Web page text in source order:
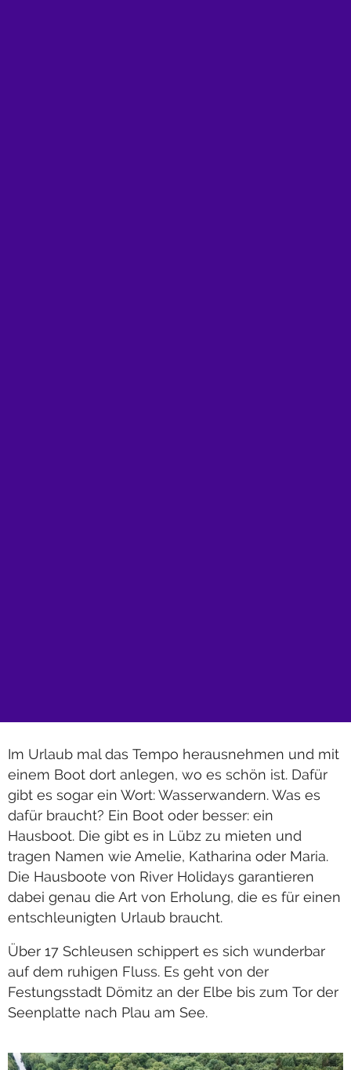
Im Urlaub mal das Tempo herausnehmen und mit
einem Boot dort anlegen, wo es schön ist. Dafür
gibt es sogar ein Wort: Wasserwandern. Was es
dafür braucht? Ein Boot oder besser: ein
Hausboot. Die gibt es in Lübz zu mieten und
tragen Namen wie Amelie, Katharina oder Maria.
Die Hausboote von River Holidays garantieren
dabei genau die Art von Erholung, die es für einen
entschleunigten Urlaub braucht.
Über 17 Schleusen schippert es sich wunderbar
auf dem ruhigen Fluss. Es geht von der
Festungsstadt Dömitz an der Elbe bis zum Tor der
Seenplatte nach Plau am See.